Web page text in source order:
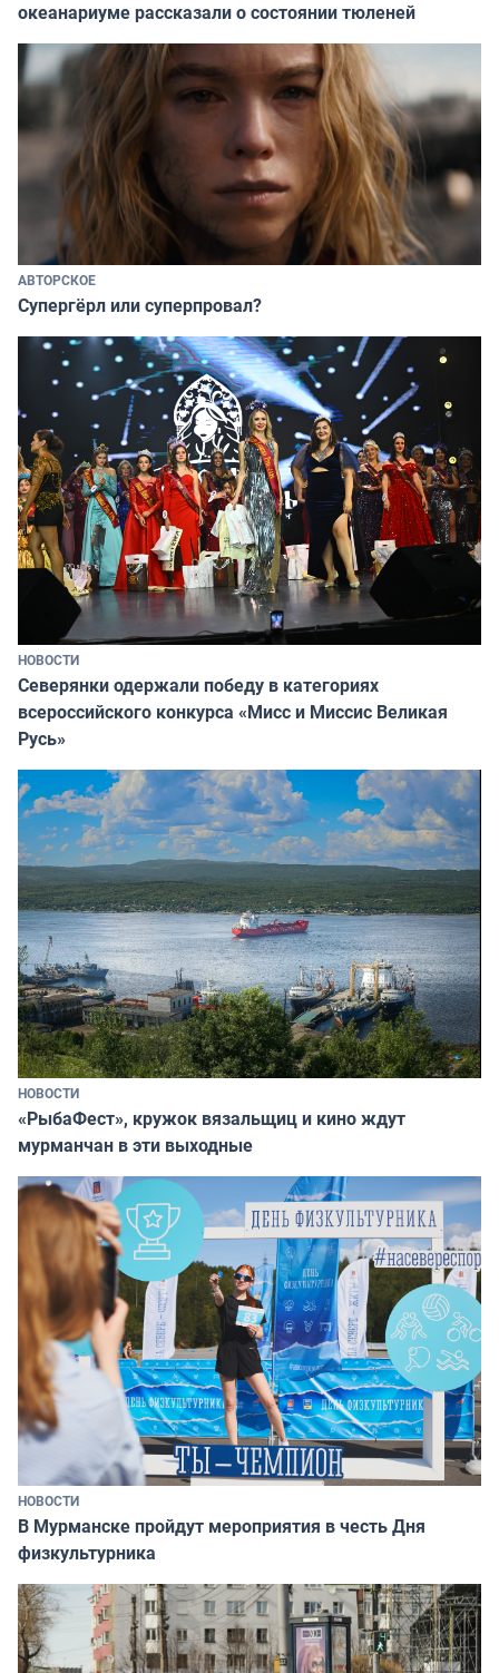
океанариуме рассказали о состоянии тюленей
АВТОРСКОЕ
Супергёрл или суперпровал?
НОВОСТИ
Северянки одержали победу в категориях
всероссийского конкурса «Мисс и Миссис Великая
Русь»
НОВОСТИ
«РыбаФест», кружок вязальщиц и кино ждут
мурманчан в эти выходные
НОВОСТИ
В Мурманске пройдут мероприятия в честь Дня
физкультурника